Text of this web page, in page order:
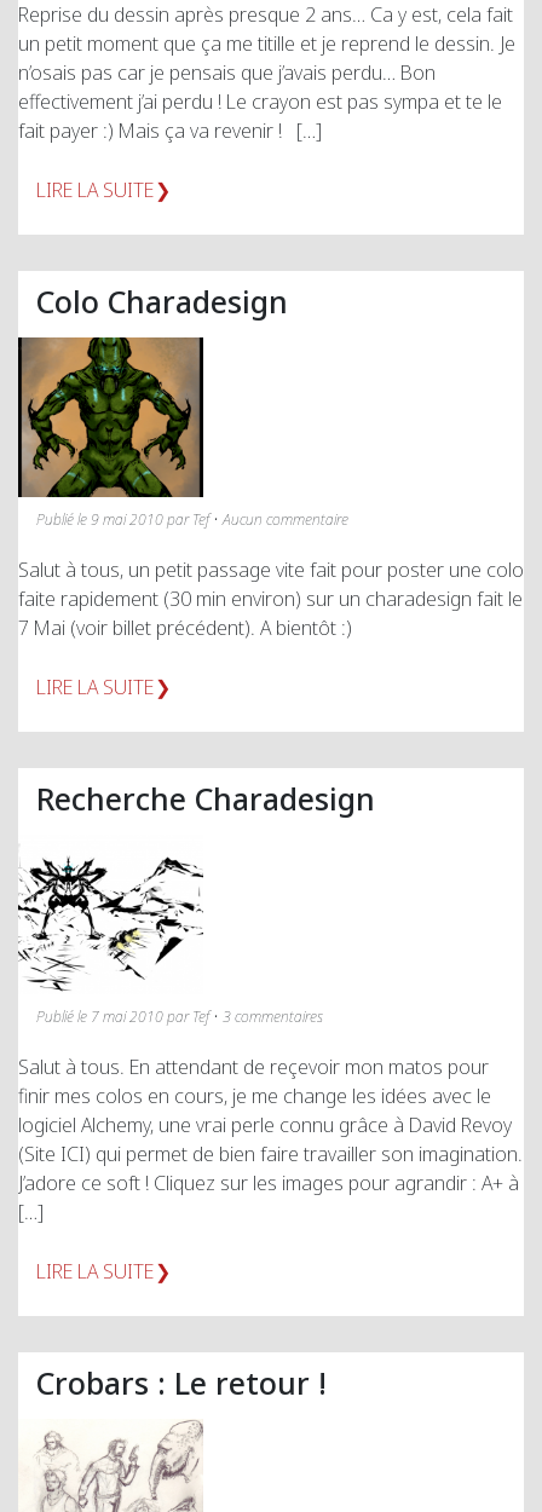
Reprise du dessin après presque 2 ans… Ca y est, cela fait
un petit moment que ça me titille et je reprend le dessin. Je
n’osais pas car je pensais que j’avais perdu… Bon
effectivement j’ai perdu ! Le crayon est pas sympa et te le
fait payer :) Mais ça va revenir ! […]
LIRE LA SUITE
Colo Charadesign
Publié le 9 mai 2010 par Tef • Aucun commentaire
Salut à tous, un petit passage vite fait pour poster une colo
faite rapidement (30 min environ) sur un charadesign fait le
7 Mai (voir billet précédent). A bientôt :)
LIRE LA SUITE
Recherche Charadesign
Publié le 7 mai 2010 par Tef • 3 commentaires
Salut à tous. En attendant de reçevoir mon matos pour
finir mes colos en cours, je me change les idées avec le
logiciel Alchemy, une vrai perle connu grâce à David Revoy
(Site ICI) qui permet de bien faire travailler son imagination.
J’adore ce soft ! Cliquez sur les images pour agrandir : A+ à
[…]
LIRE LA SUITE
Crobars : Le retour !